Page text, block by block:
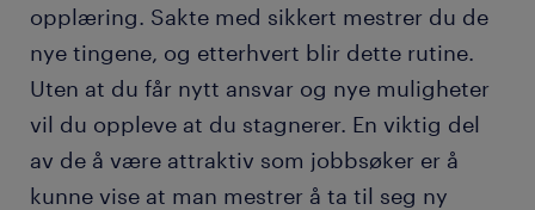
opplæring. Sakte med sikkert mestrer du de
nye tingene, og etterhvert blir dette rutine.
Uten at du får nytt ansvar og nye muligheter
vil du oppleve at du stagnerer. En viktig del
av de å være attraktiv som jobbsøker er å
kunne vise at man mestrer å ta til seg ny